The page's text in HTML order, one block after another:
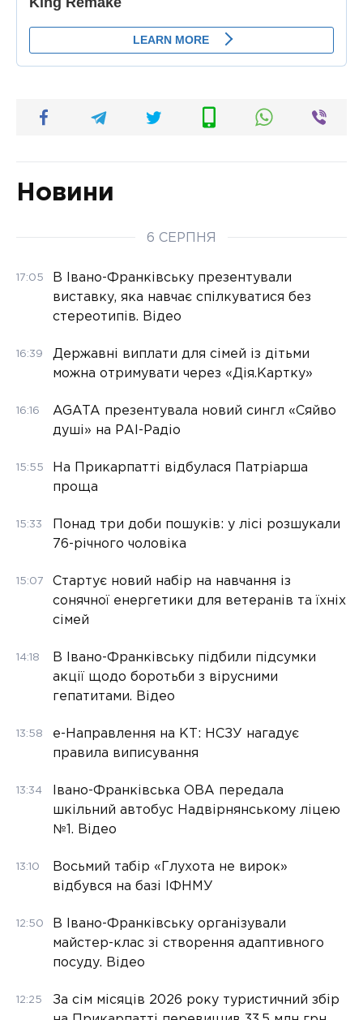
Новини
6 СЕРПНЯ
17:05
В Івано-Франківську презентували
виставку, яка навчає спілкуватися без
стереотипів. Відео
16:39
Державні виплати для сімей із дітьми
можна отримувати через «Дія.Картку»
16:16
AGATA презентувала новий сингл «Сяйво
душі» на РАІ-Радіо
15:55
На Прикарпатті відбулася Патріарша
проща
15:33
Понад три доби пошуків: у лісі розшукали
76-річного чоловіка
15:07
Стартує новий набір на навчання із
сонячної енергетики для ветеранів та їхніх
сімей
14:18
В Івано-Франківську підбили підсумки
акції щодо боротьби з вірусними
гепатитами. Відео
13:58
е-Направлення на КТ: НСЗУ нагадує
правила виписування
13:34
Івано-Франківська ОВА передала
шкільний автобус Надвірнянському ліцею
№1. Відео
13:10
Восьмий табір «Глухота не вирок»
відбувся на базі ІФНМУ
12:50
В Івано-Франківську організували
майстер-клас зі створення адаптивного
посуду. Відео
12:25
За сім місяців 2026 року туристичний збір